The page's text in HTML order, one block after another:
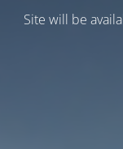
Site will be